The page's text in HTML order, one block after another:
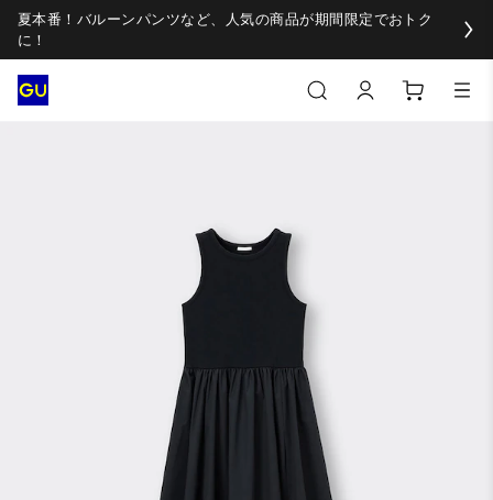
夏本番！バルーンパンツなど、人気の商品が期間限定でおトク
に！